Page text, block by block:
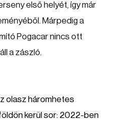
első helyét, így már
Márpedig a
Pogacar nincs ott
a zászló.
olasz háromhetes
kerül sor: 2022-ben